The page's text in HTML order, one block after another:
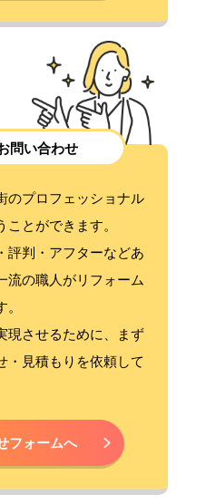
問い合わせ
のプロフェッショナル
とができます。
評判・アフターなどあ
流の職人がリフォーム
現させるために、まず
・見積もりを依頼して
フォームへ